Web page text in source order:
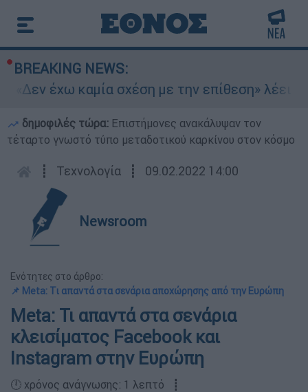
BREAKING NEWS:
έχω καμία σχέση με την επίθεση» λέει η
δημοφιλές τώρα: Επιστήμονες ανακάλυψαν τον
τέταρτο γνωστό τύπο μεταδοτικού καρκίνου στον κόσμο
┋ Τεχνολογία ┋ 09.02.2022 14:00
Newsroom
Ενότητες στο άρθρο:
📌 Meta: Τι απαντά στα σενάρια αποχώρησης από την Ευρώπη
Meta: Τι απαντά στα σενάρια
κλεισίματος Facebook και
Instagram στην Ευρώπη
🕛 χρόνος ανάγνωσης: 1 λεπτό ┋